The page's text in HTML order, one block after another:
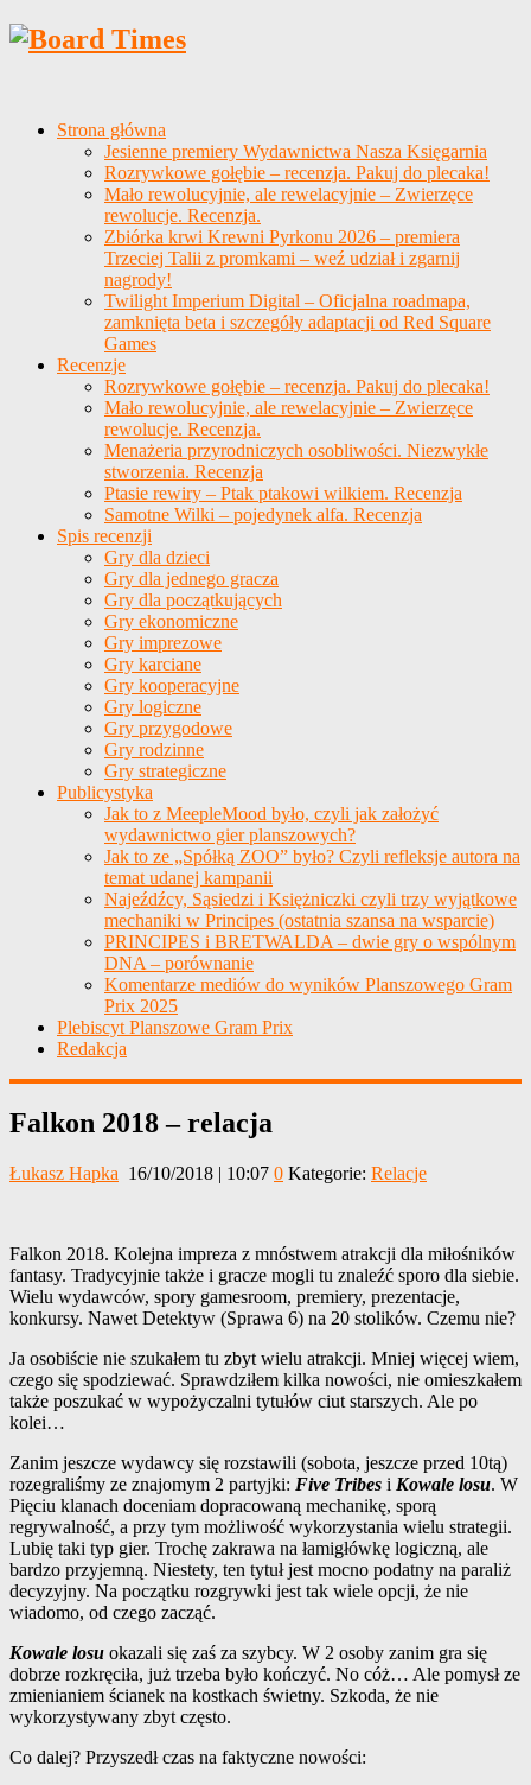
Strona główna
Jesienne premiery Wydawnictwa Nasza Księgarnia
Rozrywkowe gołębie – recenzja. Pakuj do plecaka!
Mało rewolucyjnie, ale rewelacyjnie – Zwierzęce
rewolucje. Recenzja.
Zbiórka krwi Krewni Pyrkonu 2026 – premiera
Trzeciej Talii z promkami – weź udział i zgarnij
nagrody!
Twilight Imperium Digital – Oficjalna roadmapa,
zamknięta beta i szczegóły adaptacji od Red Square
Games
Recenzje
Rozrywkowe gołębie – recenzja. Pakuj do plecaka!
Mało rewolucyjnie, ale rewelacyjnie – Zwierzęce
rewolucje. Recenzja.
Menażeria przyrodniczych osobliwości. Niezwykłe
stworzenia. Recenzja
Ptasie rewiry – Ptak ptakowi wilkiem. Recenzja
Samotne Wilki – pojedynek alfa. Recenzja
Spis recenzji
Gry dla dzieci
Gry dla jednego gracza
Gry dla początkujących
Gry ekonomiczne
Gry imprezowe
Gry karciane
Gry kooperacyjne
Gry logiczne
Gry przygodowe
Gry rodzinne
Gry strategiczne
Publicystyka
Jak to z MeepleMood było, czyli jak założyć
wydawnictwo gier planszowych?
Jak to ze „Spółką ZOO” było? Czyli refleksje autora na
temat udanej kampanii
Najeźdźcy, Sąsiedzi i Księżniczki czyli trzy wyjątkowe
mechaniki w Principes (ostatnia szansa na wsparcie)
PRINCIPES i BRETWALDA – dwie gry o wspólnym
DNA – porównanie
Komentarze mediów do wyników Planszowego Gram
Prix 2025
Plebiscyt Planszowe Gram Prix
Redakcja
Falkon 2018 – relacja
Łukasz Hapka 16/10/2018 | 10:07 0 Kategorie: Relacje
Falkon 2018. Kolejna impreza z mnóstwem atrakcji dla miłośników
fantasy. Tradycyjnie także i gracze mogli tu znaleźć sporo dla siebie.
Wielu wydawców, spory gamesroom, premiery, prezentacje,
konkursy. Nawet Detektyw (Sprawa 6) na 20 stolików. Czemu nie?
Ja osobiście nie szukałem tu zbyt wielu atrakcji. Mniej więcej wiem,
czego się spodziewać. Sprawdziłem kilka nowości, nie omieszkałem
także poszukać w wypożyczalni tytułów ciut starszych. Ale po
kolei…
Zanim jeszcze wydawcy się rozstawili (sobota, jeszcze przed 10tą)
rozegraliśmy ze znajomym 2 partyjki: Five Tribes i Kowale losu. W
Pięciu klanach doceniam dopracowaną mechanikę, sporą
regrywalność, a przy tym możliwość wykorzystania wielu strategii.
Lubię taki typ gier. Trochę zakrawa na łamigłówkę logiczną, ale
bardzo przyjemną. Niestety, ten tytuł jest mocno podatny na paraliż
decyzyjny. Na początku rozgrywki jest tak wiele opcji, że nie
wiadomo, od czego zacząć.
Kowale losu okazali się zaś za szybcy. W 2 osoby zanim gra się
dobrze rozkręciła, już trzeba było kończyć. No cóż… Ale pomysł ze
zmienianiem ścianek na kostkach świetny. Szkoda, że nie
wykorzystywany zbyt często.
Co dalej? Przyszedł czas na faktyczne nowości: